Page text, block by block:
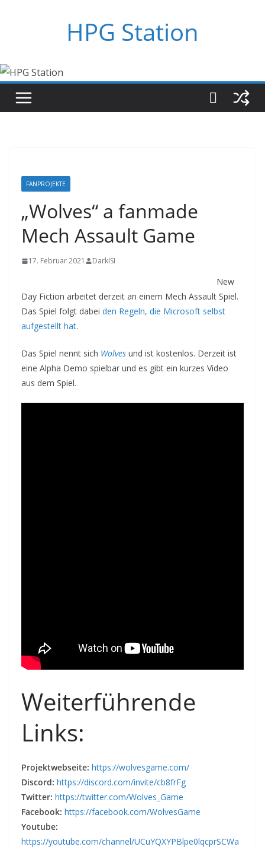
HPG Station
FANPROJEKTE
„Wolves“ a fanmade
Mech Assault Game
17. Februar 2021 DarkISI
New
Day Fiction arbeitet derzeit an einem Mech Assault Spiel.
Das Spiel folgt dabei den Regeln, die Microsoft selbst
aufgestellt hat.
Das Spiel nennt sich Wolves und ist kostenlos. Derzeit ist
eine Alpha Demo spielbar und es gibt ein kurzes Video
aus dem Spiel.
Weiterführende
Links:
Projektwebseite: https://wolvesgame.com/
Discord: https://discord.com/invite/cb8frFg
Twitter: https://twitter.com/Wolves_Game
Facebook: https://facebook.com/WolvesGame
Youtube:
https://youtube.com/channel/UCuYQXYPBlpe0lqcprSCWa